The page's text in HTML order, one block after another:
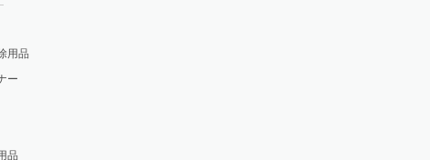
用品
ー
品